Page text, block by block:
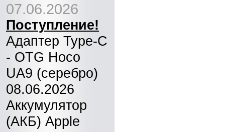
07.06.2026
Поступление!
Адаптер Type-C
- OTG Hoco
UA9 (серебро)
08.06.2026
Аккумулятор
(АКБ) Apple